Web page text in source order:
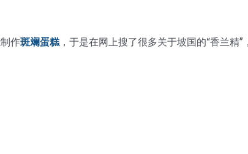
作斑斓蛋糕 ，于是在网上搜了很多关于坡国的“香兰精